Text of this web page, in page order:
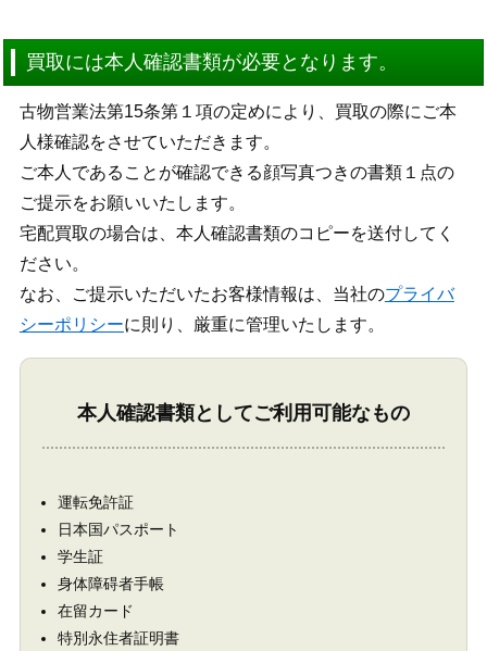
買取には本人確認書類が必要となります。
古物営業法第15条第１項の定めにより、買取の際にご本
人様確認をさせていただきます。
ご本人であることが確認できる顔写真つきの書類１点の
ご提示をお願いいたします。
宅配買取の場合は、本人確認書類のコピーを送付してく
ださい。
なお、ご提示いただいたお客様情報は、当社のプライバ
シーポリシーに則り、厳重に管理いたします。
本人確認書類としてご利用可能なもの
運転免許証
日本国パスポート
学生証
身体障碍者手帳
在留カード
特別永住者証明書